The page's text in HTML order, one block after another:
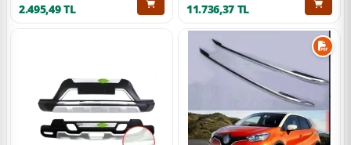
2.495,49 TL 11.736,37 TL